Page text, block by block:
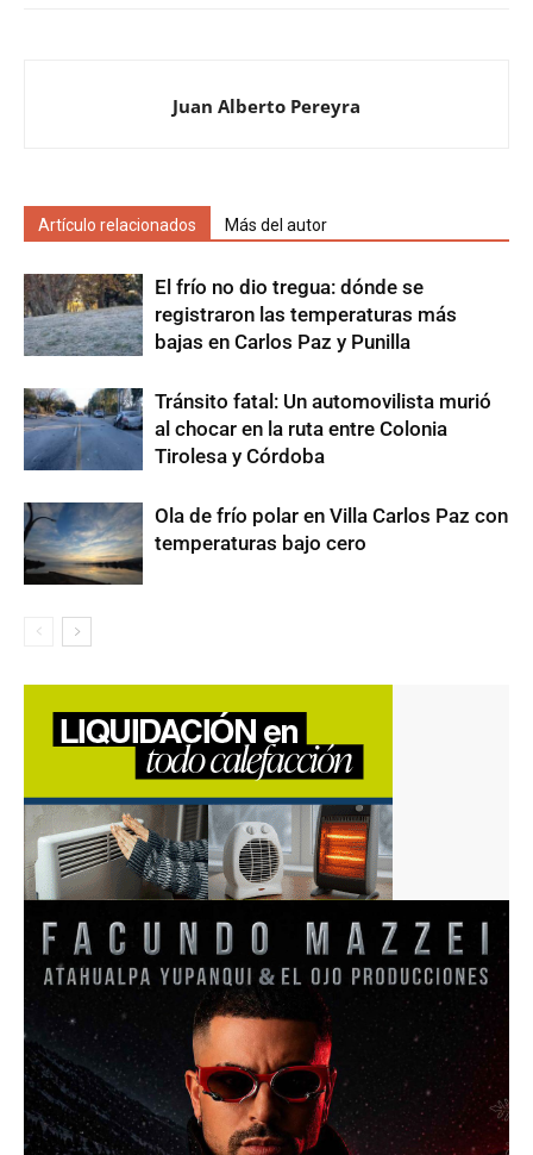
Juan Alberto Pereyra
Artículo relacionados Más del autor
El frío no dio tregua: dónde se
registraron las temperaturas más
bajas en Carlos Paz y Punilla
Tránsito fatal: Un automovilista murió
al chocar en la ruta entre Colonia
Tirolesa y Córdoba
Ola de frío polar en Villa Carlos Paz con
temperaturas bajo cero